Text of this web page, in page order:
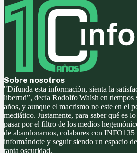
Sobre nosotros
"Difunda esta información, sienta la
libertad”, decía Rodolfo Walsh en tiempos
años, y aunque el macrismo no este en el
mediático. Justamente, para saber qué es
pasar por el filtro de los medios
de abandonarnos, colabores con INFO135
informándote y seguir siendo un espacio
tanta oscuridad.